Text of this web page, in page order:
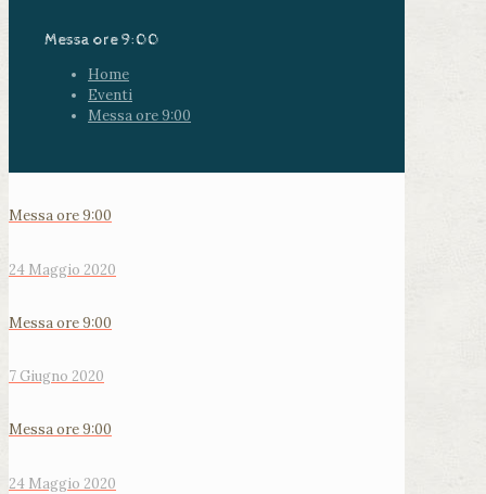
Messa ore 9:00
Home
Eventi
Messa ore 9:00
Messa ore 9:00
24 Maggio 2020
Messa ore 9:00
7 Giugno 2020
Messa ore 9:00
24 Maggio 2020